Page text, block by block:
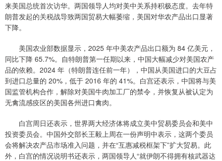
来美国总统首次访华。两国领导人均对美中关系持积极态度。去年特
朗普发起的关税战导致两国贸易大幅萎缩，美国对华农产品出口显著
下降。
美国农业部数据显示，2025 年中美农产品出口额为 84 亿美元，
同比下降 65.7%。自特朗普第一任期以来，中国大幅减少对美国农产
品的依赖。2024 年（特朗普连任前一年），中国从美国进口的大豆占
到进口总量的 20%，低于 2016 年的 41%。白宫还表示，中国将与美
国监管机构合作，解除对美国牛肉加工厂的禁令，并恢复从被认定为
无禽流感疫区的美国各州进口禽肉。
白宫周日还表示，世界两大经济体将成立美中贸易委员会和美中
投资委员会。中国外交部长王毅上周在一份声明中表示，这两个委员
会将解决农产品市场准入问题，并在“互惠减税框架下”扩大贸易。此
外，白宫的情况说明书还表示，两国领导人“就伊朗不得拥有核武器达